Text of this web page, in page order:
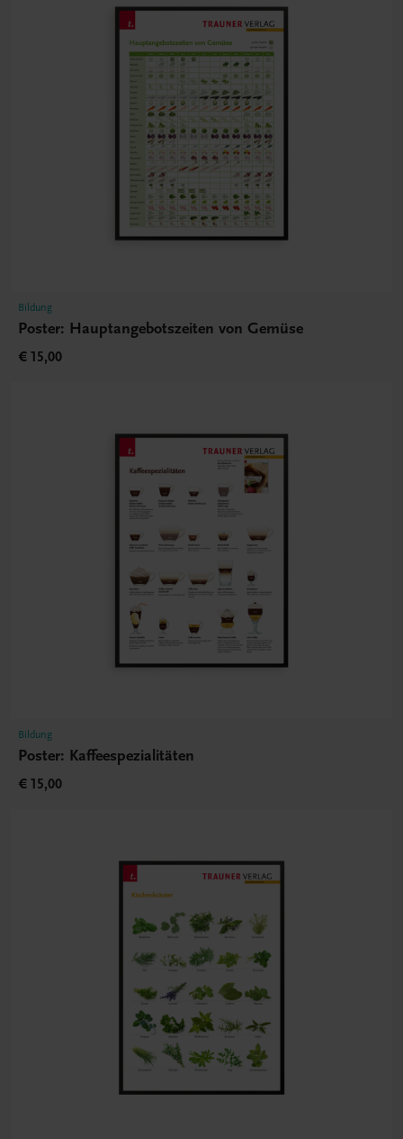
Bildung
Poster: Hauptangebotszeiten von Gemüse
€ 15,00
Bildung
Poster: Kaffeespezialitäten
€ 15,00